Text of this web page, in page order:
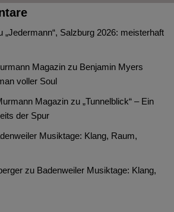
„Jedermann“, Salzburg 2026: meisterhaft
Magazin zu Benjamin Myers
voller Soul
Magazin zu „Tunnelblick“ – Ein
der Spur
Musiktage: Klang, Raum,
zu Badenweiler Musiktage: Klang,